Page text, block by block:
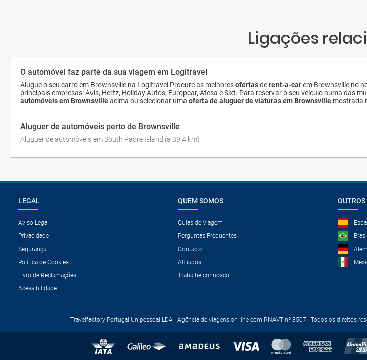
Ligações
O automóvel faz parte da sua viagem em Logitravel
Alugue o seu carro em Brownsville na Logitravel Procure as melhoresofertasderent-a-carem Brownsville no
principais empresas: Avis, Hertz, Holiday Autos, Europcar, Atesa e Sixt. Para reservar o seu veículo numa das
automóveis em Brownsvilleacima ou selecionar uma oferta de aluguer de viaturas em Brownsville mostrada
Aluguer de automóveis perto de Brownsville
Aluguer de automóveis em South Padre Island (a 39.4 km)
LEGAL
Aviso Legal
Privacidade
Segurança
Política de Cookies
Livro de Reclamações
Acessibilidade
QUEM SOMOS
Guias de Viagem
Perguntas Frequentes
Contacto
Afiliados
Trabalhe connosco
OUTROS
Brasil
Travelfactory Portugal Unipessoal LDA - Agência de viagens on-line com RNAVT nº 3507 - Todos os direitos